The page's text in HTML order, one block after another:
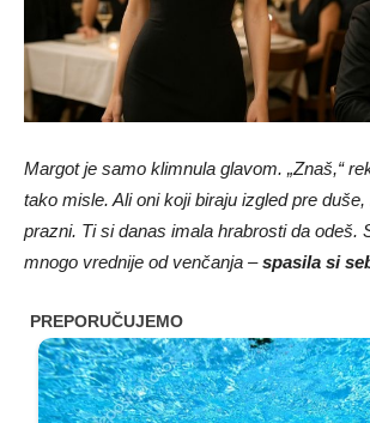
Margot je samo klimnula glavom. „Znaš,“
tako misle. Ali oni koji biraju izgled pre
prazni. Ti si danas imala hrabrosti da odeš.
mnogo vrednije od venčanja –spasila si